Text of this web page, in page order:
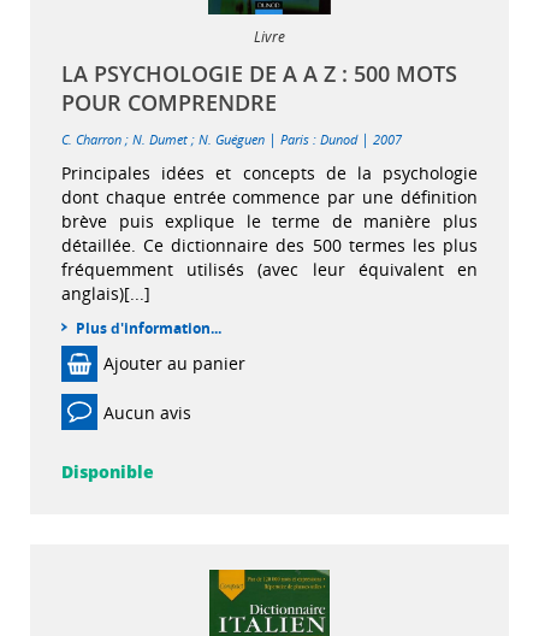
Livre
LA PSYCHOLOGIE DE A A Z : 500 MOTS
POUR COMPRENDRE
C. Charron ; N. Dumet ; N. Guéguen | Paris : Dunod| 2007
Principales idées et concepts de la psychologie
dont chaque entrée commence par une définition
brève puis explique le terme de manière plus
détaillée. Ce dictionnaire des 500 termes les plus
fréquemment utilisés (avec leur équivalent en
anglais)[...]
Plus d'information...
Ajouter au panier
Aucun avis
Disponible